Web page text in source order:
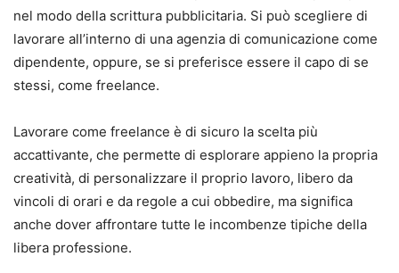
nel modo della scrittura pubblicitaria. Si può scegliere di
lavorare all’interno di una agenzia di comunicazione come
dipendente, oppure, se si preferisce essere il capo di se
stessi, come freelance.
Lavorare come freelance è di sicuro la scelta più
accattivante, che permette di esplorare appieno la propria
creatività, di personalizzare il proprio lavoro, libero da
vincoli di orari e da regole a cui obbedire, ma significa
anche dover affrontare tutte le incombenze tipiche della
libera professione.